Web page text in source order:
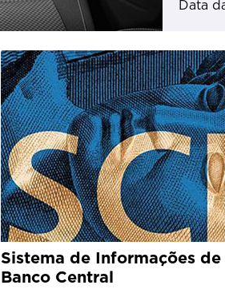
Data
Sistema de Informações
Banco Central